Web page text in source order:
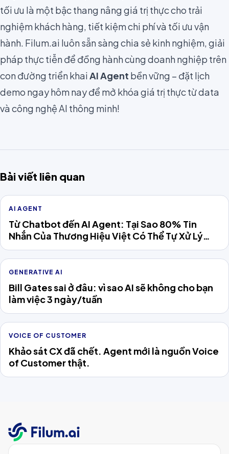
tối ưu là một bậc thang nâng giá trị thực cho trải
nghiệm khách hàng, tiết kiệm chi phí và tối ưu vận
hành. Filum.ai luôn sẵn sàng chia sẻ kinh nghiệm, giải
pháp thực tiễn để đồng hành cùng doanh nghiệp trên
con đường triển khaiAI Agent bền vững – đặt lịch
demo ngay hôm nay để mở khóa giá trị thực từ data
và công nghệ AI thông minh!
Bài viết liên quan
AI AGENT
Từ Chatbot đến AI Agent: Tại Sao 80% Tin
Nhắn Của Thương Hiệu Việt Có Thể Tự Xử Lý
Năm 2026
GENERATIVE AI
Bill Gates sai ở đâu: vì sao AI sẽ không cho bạn
làm việc 3 ngày/tuần
VOICE OF CUSTOMER
Khảo sát CX đã chết. Agent mới là nguồn Voice
of Customer thật.